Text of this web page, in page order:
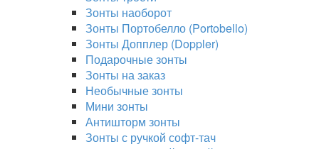
Зонты наоборот
Зонты Портобелло (Portobello)
Зонты Допплер (Doppler)
Подарочные зонты
Зонты на заказ
Необычные зонты
Мини зонты
Антишторм зонты
Зонты с ручкой софт-тач